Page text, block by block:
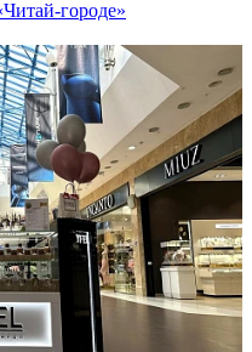
городе»